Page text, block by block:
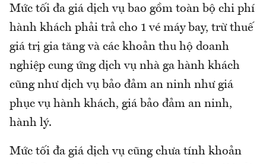
Mức tối đa giá dịch vụ bao gồm toàn bộ chi phí
hành khách phải trả cho 1 vé máy bay, trừ thuế
giá trị gia tăng và các khoản thu hộ doanh
nghiệp cung ứng dịch vụ nhà ga hành khách
cũng như dịch vụ bảo đảm an ninh như giá
phục vụ hành khách, giá bảo đảm an ninh,
hành lý.
Mức tối đa giá dịch vụ cũng chưa tính khoản